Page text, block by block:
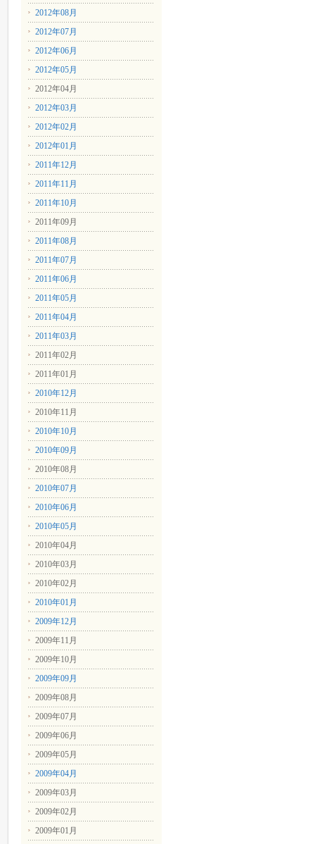
2012年08月
2012年07月
2012年06月
2012年05月
2012年04月
2012年03月
2012年02月
2012年01月
2011年12月
2011年11月
2011年10月
2011年09月
2011年08月
2011年07月
2011年06月
2011年05月
2011年04月
2011年03月
2011年02月
2011年01月
2010年12月
2010年11月
2010年10月
2010年09月
2010年08月
2010年07月
2010年06月
2010年05月
2010年04月
2010年03月
2010年02月
2010年01月
2009年12月
2009年11月
2009年10月
2009年09月
2009年08月
2009年07月
2009年06月
2009年05月
2009年04月
2009年03月
2009年02月
2009年01月